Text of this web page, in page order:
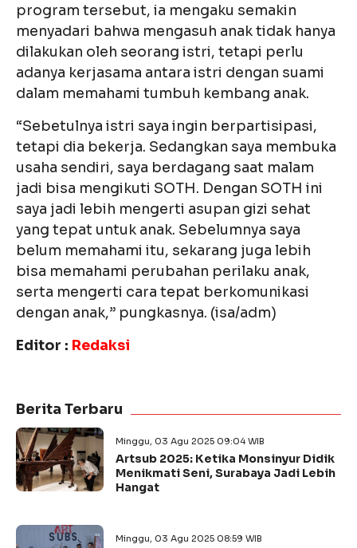
program tersebut, ia mengaku semakin
menyadari bahwa mengasuh anak tidak hanya
dilakukan oleh seorang istri, tetapi perlu
adanya kerjasama antara istri dengan suami
dalam memahami tumbuh kembang anak.
“Sebetulnya istri saya ingin berpartisipasi,
tetapi dia bekerja. Sedangkan saya membuka
usaha sendiri, saya berdagang saat malam
jadi bisa mengikuti SOTH. Dengan SOTH ini
saya jadi lebih mengerti asupan gizi sehat
yang tepat untuk anak. Sebelumnya saya
belum memahami itu, sekarang juga lebih
bisa memahami perubahan perilaku anak,
serta mengerti cara tepat berkomunikasi
dengan anak,” pungkasnya. (isa/adm)
Editor : Redaksi
Berita Terbaru
Minggu, 03 Agu 2025 09:04 WIB
Artsub 2025: Ketika Monsinyur Didik
Menikmati Seni, Surabaya Jadi Lebih
Hangat
Minggu, 03 Agu 2025 08:59 WIB